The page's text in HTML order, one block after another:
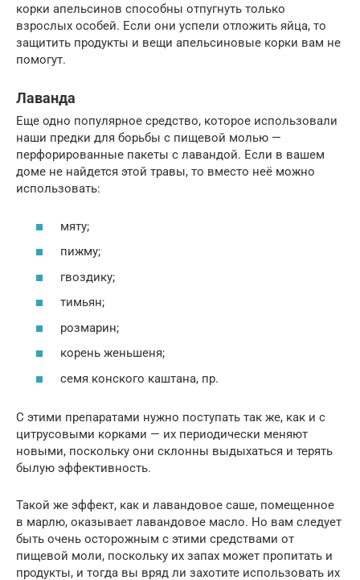
корки апельсинов способны отпугнуть только
взрослых особей. Если они успели отложить яйца, то
защитить продукты и вещи апельсиновые корки вам не
помогут.
Лаванда
Еще одно популярное средство, которое использовали
наши предки для борьбы с пищевой молью —
перфорированные пакеты с лавандой. Если в вашем
доме не найдется этой травы, то вместо неё можно
использовать:
мяту;
пижму;
гвоздику;
тимьян;
розмарин;
корень женьшеня;
семя конского каштана, пр.
С этими препаратами нужно поступать так же, как и с
цитрусовыми корками — их периодически меняют
новыми, поскольку они склонны выдыхаться и терять
былую эффективность.
Такой же эффект, как и лавандовое саше, помещенное
в марлю, оказывает лавандовое масло. Но вам следует
быть очень осторожным с этими средствами от
пищевой моли, поскольку их запах может пропитать и
продукты, и тогда вы вряд ли захотите использовать их